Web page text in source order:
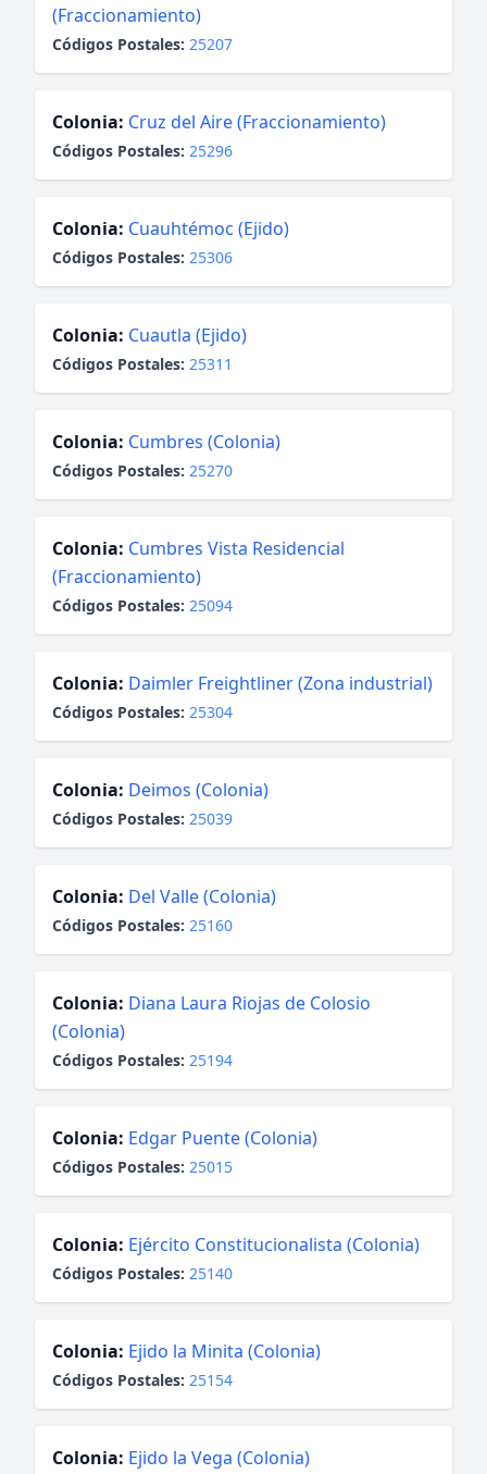
(Fraccionamiento)
Códigos Postales: 25207
Colonia: Cruz del Aire (Fraccionamiento)
Códigos Postales: 25296
Colonia: Cuauhtémoc (Ejido)
Códigos Postales: 25306
Colonia: Cuautla (Ejido)
Códigos Postales: 25311
Colonia: Cumbres (Colonia)
Códigos Postales: 25270
Colonia: Cumbres Vista Residencial
(Fraccionamiento)
Códigos Postales: 25094
Colonia: Daimler Freightliner (Zona industrial)
Códigos Postales: 25304
Colonia: Deimos (Colonia)
Códigos Postales: 25039
Colonia: Del Valle (Colonia)
Códigos Postales: 25160
Colonia: Diana Laura Riojas de Colosio
(Colonia)
Códigos Postales: 25194
Colonia: Edgar Puente (Colonia)
Códigos Postales: 25015
Colonia: Ejército Constitucionalista (Colonia)
Códigos Postales: 25140
Colonia: Ejido la Minita (Colonia)
Códigos Postales: 25154
Colonia: Ejido la Vega (Colonia)